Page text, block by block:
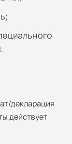
декларация
действует